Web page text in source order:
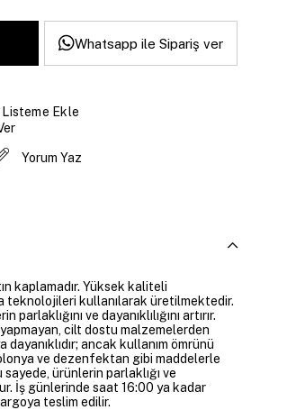
Whatsapp ile Sipariş ver
Ekle
Yorum Yaz
kaplamadır. Yüksek kaliteli
teknolojileri kullanılarak üretilmektedir.
ve dayanıklılığını artırır.
cilt dostu malzemelerden
ancak kullanım ömrünü
ve dezenfektan gibi maddelerle
ürünlerin parlaklığı ve
İş günlerinde saat 16:00 ya kadar
teslim edilir.